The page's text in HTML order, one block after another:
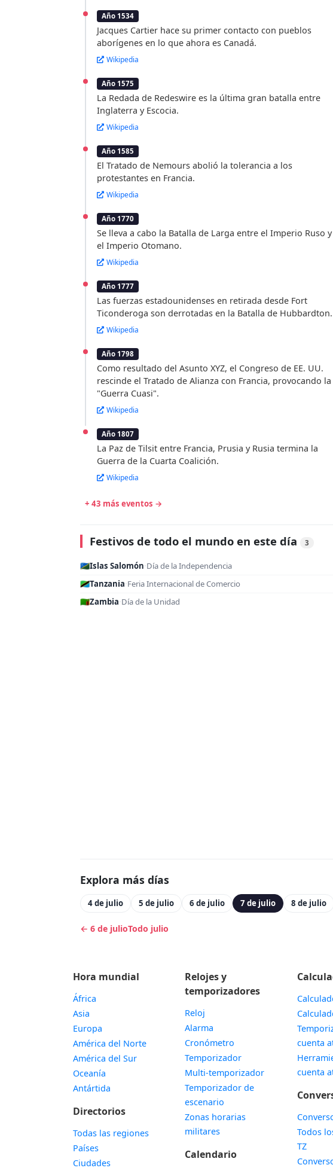
Año 1534
Jacques Cartier hace su primer contacto con pueblos
aborígenes en lo que ahora es Canadá.
Wikipedia
Año 1575
La Redada de Redeswire es la última gran batalla entre
Inglaterra y Escocia.
Wikipedia
Año 1585
El Tratado de Nemours abolió la tolerancia a los
protestantes en Francia.
Wikipedia
Año 1770
Se lleva a cabo la Batalla de Larga entre el Imperio Ruso y
el Imperio Otomano.
Wikipedia
Año 1777
Las fuerzas estadounidenses en retirada desde Fort
Ticonderoga son derrotadas en la Batalla de Hubbardton.
Wikipedia
Año 1798
Como resultado del Asunto XYZ, el Congreso de EE. UU.
rescinde el Tratado de Alianza con Francia, provocando la
"Guerra Cuasi".
Wikipedia
Año 1807
La Paz de Tilsit entre Francia, Prusia y Rusia termina la
Guerra de la Cuarta Coalición.
Wikipedia
+ 43 más eventos →
Festivos de todo el mundo en este día 3
🇸🇧Islas Salomón·Día de la Independencia
🇹🇿Tanzania·Feria Internacional de Comercio
🇿🇲Zambia·Día de la Unidad
Explora más días
4 de julio 5 de julio 6 de julio 7 de julio 8 de julio
← 6 de julioTodo julio
Hora mundial
África
Asia
Europa
América del Norte
América del Sur
Oceanía
Antártida
Directorios
Todas las regiones
Países
Ciudades
Relojes y
temporizadores
Reloj
Alarma
Cronómetro
Temporizador
Multi-temporizador
Temporizador de
escenario
Zonas horarias
militares
Calendario
cuenta
cuenta
Todos
TZ